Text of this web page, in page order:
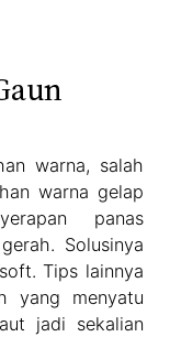
warna, salah
warna gelap
panas
Solusinya
Tips lainnya
yang menyatu
jadi sekalian